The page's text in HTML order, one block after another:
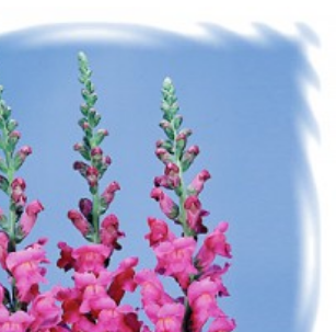
에키네시아
백합
어린모종 국화
조날
페츄니아